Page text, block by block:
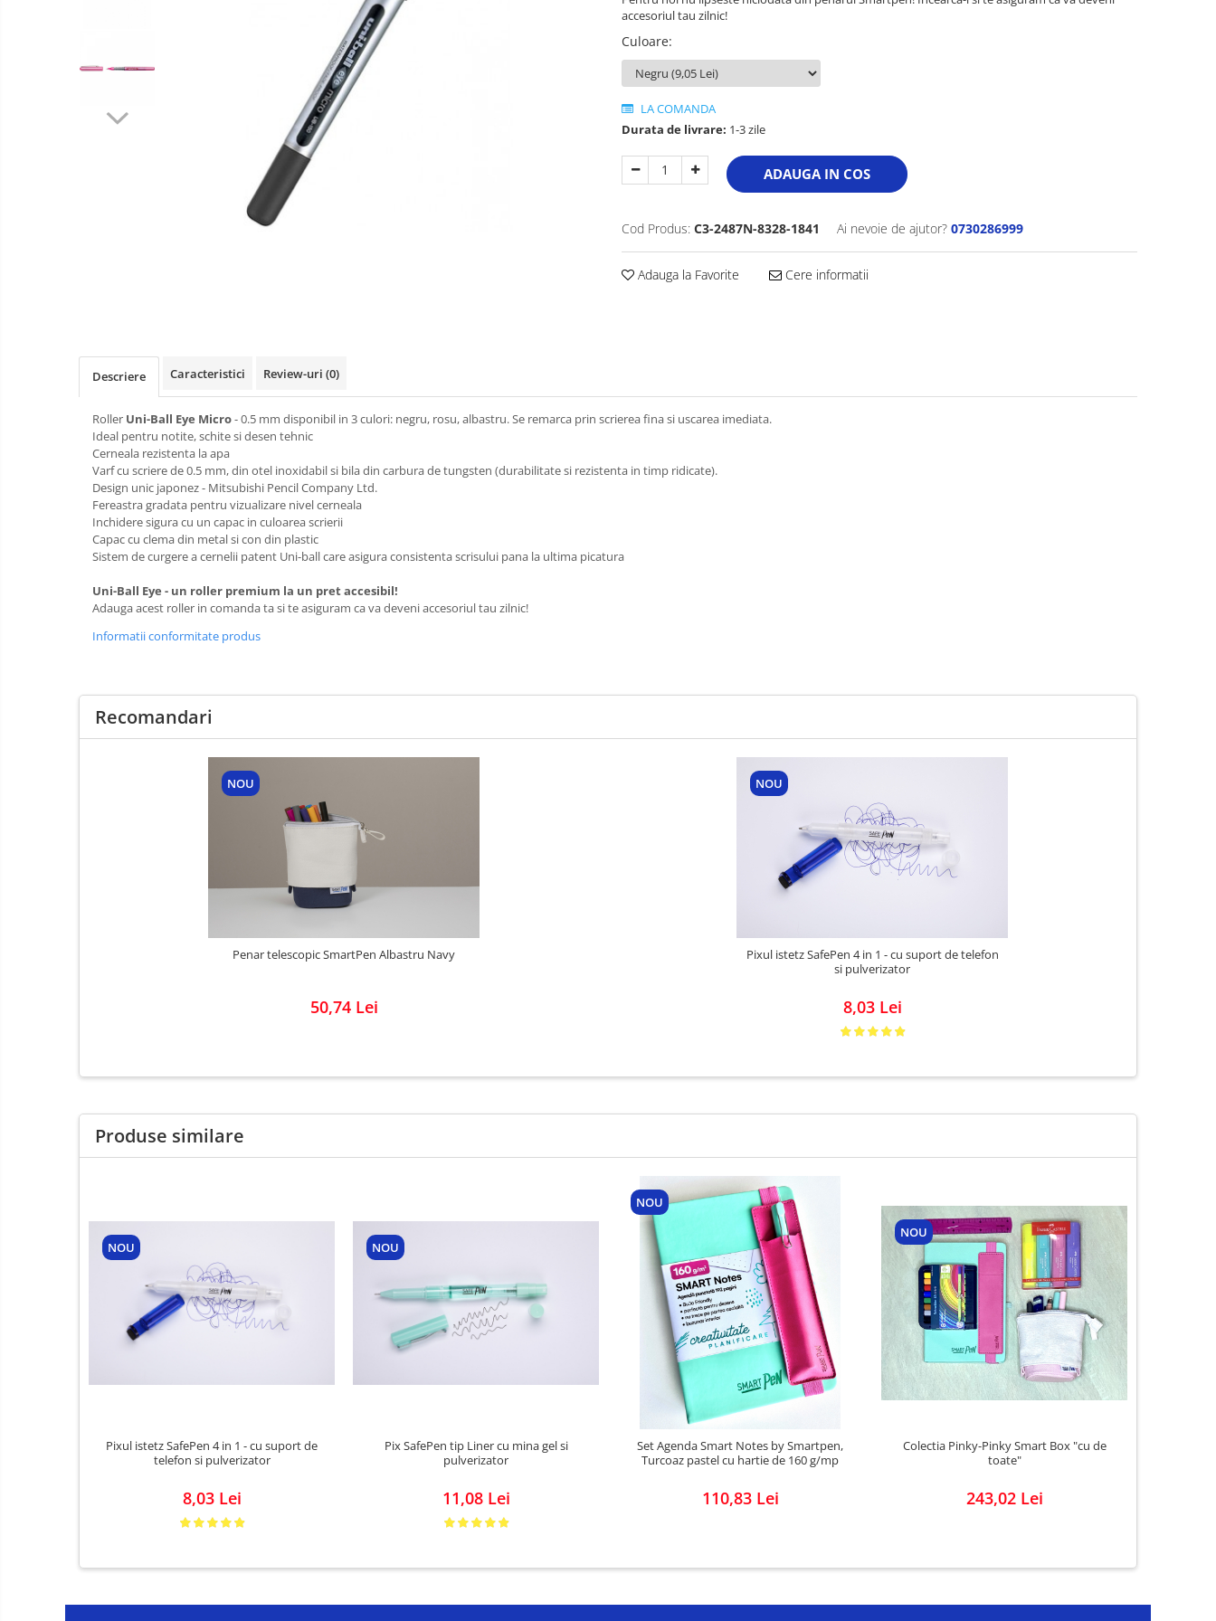
Agende punctate
Caiete studentesti
accesoriul tau zilnic!
Culoare:
LA COMANDA
Durata de livrare: 1-3 zile
ADAUGA IN COS
Cod Produs: C3-2487N-8328-1841 Ai nevoie de ajutor? 0730286999
Adauga la Favorite Cere informatii
Descriere Caracteristici Review-uri (0)
Roller Uni-Ball Eye Micro- 0.5 mm disponibil in 3 culori: negru, rosu, albastru. Se remarca prin scrierea fina si uscarea imediata.
Ideal pentru notite, schite si desen tehnic
Cerneala rezistenta la apa
Varf cu scriere de 0.5 mm, din otel inoxidabil si bila din carbura de tungsten (durabilitate si rezistenta in timp ridicate).
Design unic japonez - Mitsubishi Pencil Company Ltd.
Fereastra gradata pentru vizualizare nivel cerneala
Inchidere sigura cu un capac in culoarea scrierii
Capac cu clema din metal si con din plastic
Sistem de curgere a cernelii patent Uni-ball care asigura consistenta scrisului pana la ultima picatura
Uni-Ball Eye - un roller premium la un pret accesibil!
Adauga acest roller in comanda ta si te asiguram ca va deveni accesoriul tau zilnic!
Informatii conformitate produs
Recomandari
NOU
Penar telescopic SmartPen Albastru Navy
50,74 Lei
NOU
Pixul istetz SafePen 4 in 1 - cu suport de telefon
si pulverizator
8,03 Lei
Produse similare
NOU
Pixul istetz SafePen 4 in 1 - cu suport de
telefon si pulverizator
8,03 Lei
NOU
Pix SafePen tip Liner cu mina gel si
pulverizator
11,08 Lei
NOU
Set Agenda Smart Notes by Smartpen,
Turcoaz pastel cu hartie de 160 g/mp
110,83 Lei
NOU
Colectia Pinky-Pinky Smart Box "cu de
toate"
243,02 Lei